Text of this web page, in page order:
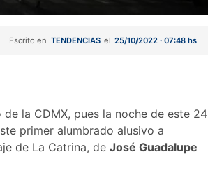
Escrito en TENDENCIAS el 25/10/2022 · 07:48 hs
de la CDMX, pues la noche de este 24
primer alumbrado alusivo a
de La Catrina, de José Guadalupe